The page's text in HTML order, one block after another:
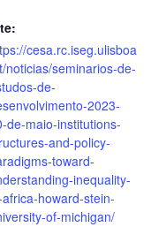
cesa.rc.iseg.ulisboa
noticias/seminarios-de-
de-
2023-
de-maio-institutions-
and-policy-
toward-
inequality-
howard-stein-
of-michigan/